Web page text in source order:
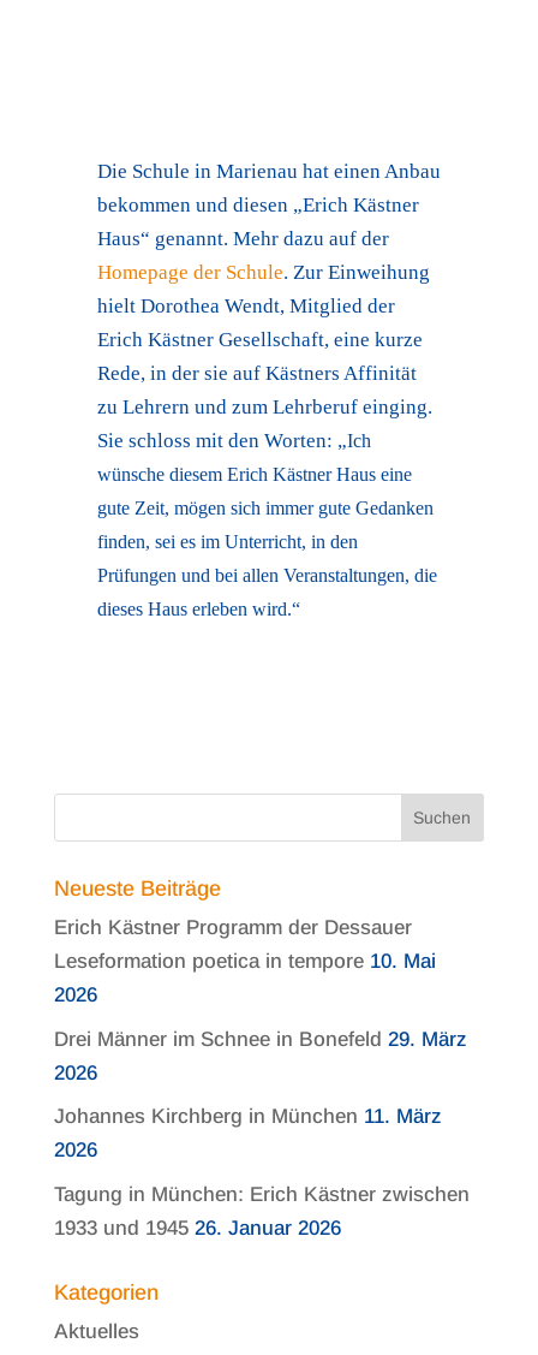
Die Schule in Marienau hat einen Anbau
bekommen und diesen „Erich Kästner
Haus“ genannt. Mehr dazu auf der
Homepage der Schule. Zur Einweihung
hielt Dorothea Wendt, Mitglied der
Erich Kästner Gesellschaft, eine kurze
Rede, in der sie auf Kästners Affinität
zu Lehrern und zum Lehrberuf einging.
Sie schloss mit den Worten: „Ich
wünsche diesem Erich Kästner Haus eine
gute Zeit, mögen sich immer gute Gedanken
finden, sei es im Unterricht, in den
Prüfungen und bei allen Veranstaltungen, die
dieses Haus erleben wird.“
Neueste Beiträge
Erich Kästner Programm der Dessauer
Leseformation poetica in tempore 10. Mai
2026
Drei Männer im Schnee in Bonefeld 29. März
2026
Johannes Kirchberg in München 11. März
2026
Tagung in München: Erich Kästner zwischen
1933 und 1945 26. Januar 2026
Kategorien
Aktuelles